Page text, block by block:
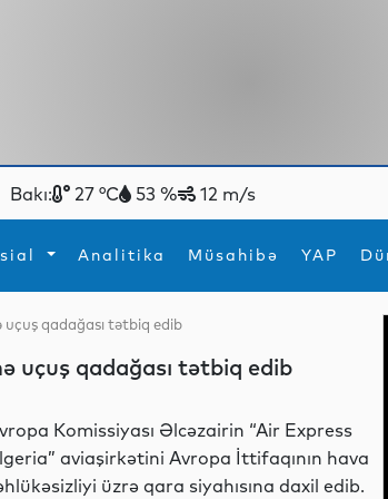
Bakı: 27 °C 53 % 12 m/s
Analitika Müsahibə YAP
İdmanYeni texnologiyalar
qadağası tətbiq edib
uçuş qadağası tətbiq edib
Komissiyası Əlcəzairin “Air Express
aviaşirkətini Avropa İttifaqının hava
üzrə qara siyahısına daxil edib.